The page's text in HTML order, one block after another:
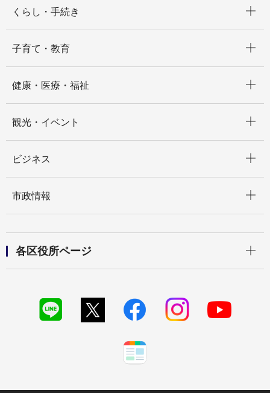
くらし・手続き
子育て・教育
健康・医療・福祉
観光・イベント
ビジネス
市政情報
各区役所ページ